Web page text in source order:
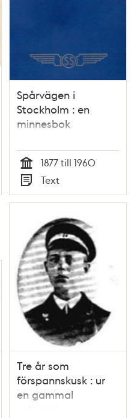
Spårvägen i
Stockholm : en
minnesbok
Tid
1877 till 1960
Typ
Text
Tre år som
förspannskusk : ur
en gammal